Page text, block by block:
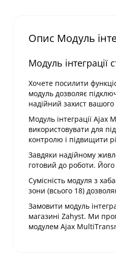
Опис Модуль
Модуль
Хочете посилити
модуль дозволяє
надійний захист
Модуль інтеграції
використовувати для
контролю і підвищити
Завдяки надійному
готовий до роботи.
Сумісність модуля з
зони (всього 18)
Замовити модуль
магазині Zahyst. Ми
модулем Ajax